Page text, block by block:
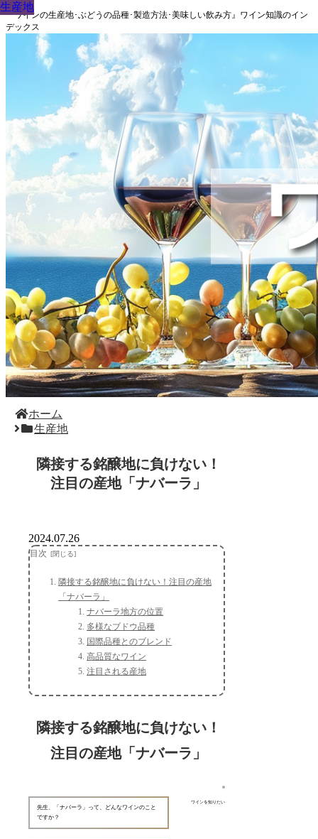
『ワインの生産地･ぶどうの品種･製造方法･美味しい飲み方』ワイン知識のイン
デックス
ホーム
生産地
隣接する銘醸地に負けない！
注目の産地「ナバーラ」
生産地
2024.07.26
目次
隣接する銘醸地に負けない！注目の産地
「ナバーラ」
ナバーラ地方の位置
多様なブドウ品種
国際品種とのブレンド
高品質なワイン
注目される産地
隣接する銘醸地に負けない！
注目の産地「ナバーラ」
ワインを知りたい
先生、「ナバーラ」って、どんなワインのこと
ですか？
生産地
生産地
生産地
生産地
生産地
生産地
生産地
生産地